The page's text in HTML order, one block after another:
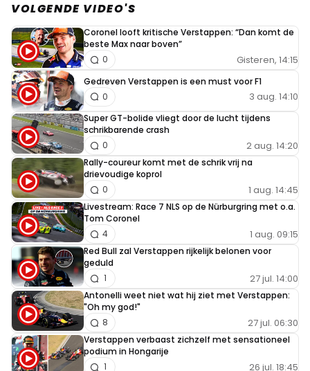
VOLGENDE VIDEO'S
Coronel looft kritische Verstappen: “Dan komt de
beste Max naar boven”
Gisteren, 14:15
0
Gedreven Verstappen is een must voor F1
3 aug. 14:10
0
Super GT-bolide vliegt door de lucht tijdens
schrikbarende crash
2 aug. 14:20
0
Rally-coureur komt met de schrik vrij na
drievoudige koprol
1 aug. 14:45
0
Livestream: Race 7 NLS op de Nürburgring met o.a.
Tom Coronel
1 aug. 09:15
4
Red Bull zal Verstappen rijkelijk belonen voor
geduld
27 jul. 14:00
1
Antonelli weet niet wat hij ziet met Verstappen:
"Oh my god!"
27 jul. 06:30
8
Verstappen verbaast zichzelf met sensationeel
podium in Hongarije
26 jul. 18:45
1